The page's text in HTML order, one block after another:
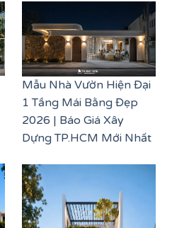
Mẫu Nhà Vườn Hiện Đại
1 Tầng Mái Bằng Đẹp
2026 | Báo Giá Xây
Dựng TP.HCM Mới Nhất